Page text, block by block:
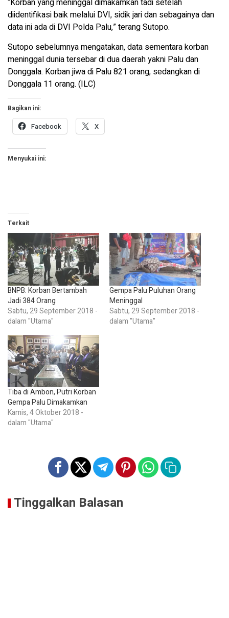
“Korban yang meninggal dimakamkan tadi setelah
diidentifikasi baik melalui DVI, sidik jari dan sebagainya dan
data ini ada di DVI Polda Palu,” terang Sutopo.
Sutopo sebelumnya mengatakan, data sementara korban
meninggal dunia tersebar di dua daerah yakni Palu dan
Donggala. Korban jiwa di Palu 821 orang, sedangkan di
Donggala 11 orang. (ILC)
Bagikan ini:
Facebook X
Menyukai ini:
Terkait
BNPB: Korban Bertambah
Jadi 384 Orang
Sabtu, 29 September 2018 -
dalam "Utama"
Gempa Palu Puluhan Orang
Meninggal
Sabtu, 29 September 2018 -
dalam "Utama"
Tiba di Ambon, Putri Korban
Gempa Palu Dimakamkan
Kamis, 4 Oktober 2018 -
dalam "Utama"
Tinggalkan Balasan